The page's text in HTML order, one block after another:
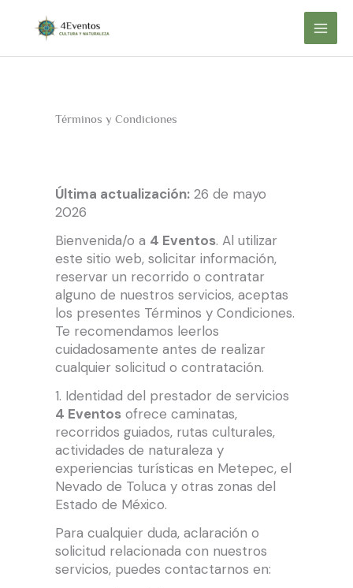
contenido
Términos y Condiciones
Última actualización: 26 de mayo
2026
Bienvenida/o a 4 Eventos. Al utilizar
este sitio web, solicitar información,
reservar un recorrido o contratar
alguno de nuestros servicios, aceptas
los presentes Términos y Condiciones.
Te recomendamos leerlos
cuidadosamente antes de realizar
cualquier solicitud o contratación.
1. Identidad del prestador de servicios
4 Eventos ofrece caminatas,
recorridos guiados, rutas culturales,
actividades de naturaleza y
experiencias turísticas en Metepec, el
Nevado de Toluca y otras zonas del
Estado de México.
Para cualquier duda, aclaración o
solicitud relacionada con nuestros
servicios, puedes contactarnos en: